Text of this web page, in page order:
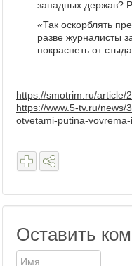
западных держав?
«Так оскорблять
разве журналисты
покраснеть от
https://smotrim.ru/article/
https://www.5-tv.ru/news/
otvetami-putina-
Оставить